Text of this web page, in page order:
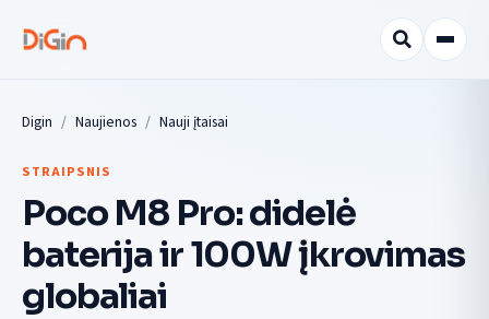
Digin Naujienos Nauji įtaisai
STRAIPSNIS
Poco M8 Pro: didelė
baterija ir 100W įkrovimas
globaliai